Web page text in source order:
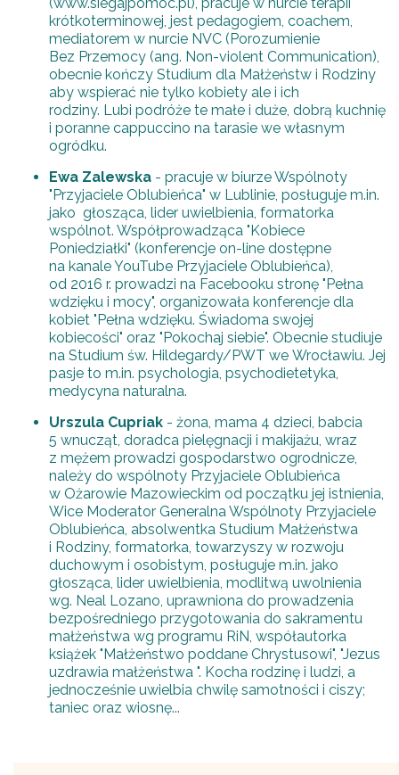
krótkoterminowej, jest pedagogiem, coachem,
mediatorem w nurcie NVC (Porozumienie
Bez Przemocy (ang. Non-violent Communication),
obecnie kończy Studium dla Małżeństw i Rodziny
aby wspierać nie tylko kobiety ale i ich
rodziny. Lubi podróże te małe i duże, dobrą kuchnię
i poranne cappuccino na tarasie we własnym
ogródku.
Ewa Zalewska - pracuje w biurze Wspólnoty
"Przyjaciele Oblubieńca" w Lublinie, posługuje m.in.
jako głosząca, lider uwielbienia, formatorka
wspólnot. Współprowadząca "Kobiece
Poniedziałki" (konferencje on-line dostępne
na kanale YouTube Przyjaciele Oblubieńca),
od 2016 r. prowadzi na Facebooku stronę "Pełna
wdzięku i mocy", organizowała konferencje dla
kobiet "Pełna wdzięku. Świadoma swojej
kobiecości" oraz "Pokochaj siebie". Obecnie studiuje
na Studium św. Hildegardy/PWT we Wrocławiu. Jej
pasje to m.in. psychologia, psychodietetyka,
medycyna naturalna.
Urszula Cupriak - żona, mama 4 dzieci, babcia
5 wnucząt, doradca pielęgnacji i makijażu, wraz
z mężem prowadzi gospodarstwo ogrodnicze,
należy do wspólnoty Przyjaciele Oblubieńca
w Ożarowie Mazowieckim od początku jej istnienia,
Wice Moderator Generalna Wspólnoty Przyjaciele
Oblubieńca, absolwentka Studium Małżeństwa
i Rodziny, formatorka, towarzyszy w rozwoju
duchowym i osobistym, posługuje m.in. jako
głosząca, lider uwielbienia, modlitwą uwolnienia
wg. Neal Lozano, uprawniona do prowadzenia
bezpośredniego przygotowania do sakramentu
małżeństwa wg programu RiN, współautorka
książek "Małżeństwo poddane Chrystusowi", "Jezus
uzdrawia małżeństwa ". Kocha rodzinę i ludzi, a
jednocześnie uwielbia chwilę samotności i ciszy;
taniec oraz wiosnę...